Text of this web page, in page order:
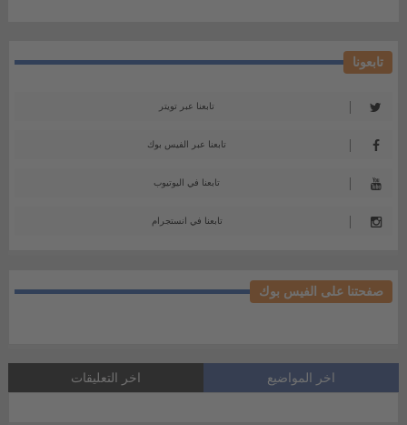
تابعونا
تابعنا عبر تويتر
تابعنا عبر الفيس بوك
تابعنا في اليوتيوب
تابعنا في انستجرام
صفحتنا على الفيس بوك
اخر المواضيع اخر التعليقات